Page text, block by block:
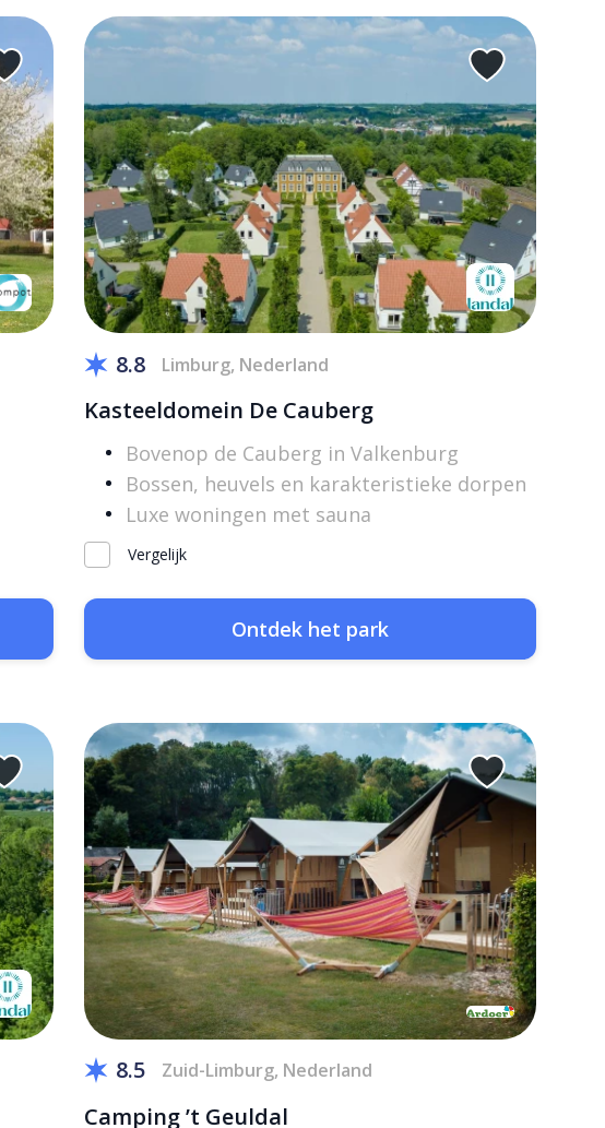
8.8 Limburg, Nederland
Kasteeldomein De Cauberg
Bovenop de Cauberg in Valkenburg
Bossen, heuvels en karakteristieke dorpen
Luxe woningen met sauna
Vergelijk
Ontdek het park
8.5 Zuid-Limburg, Nederland
Camping ’t Geuldal